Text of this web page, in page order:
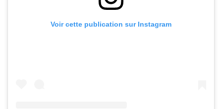
Voir cette publication sur Instagram